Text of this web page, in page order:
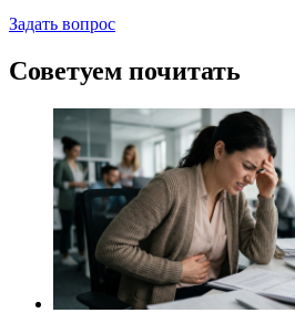
Задать вопрос
Советуем почитать